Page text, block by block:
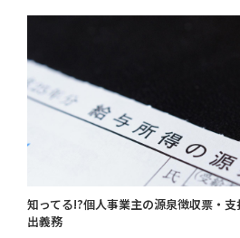
知ってる!?個人事業主の源泉徴収票・
出義務